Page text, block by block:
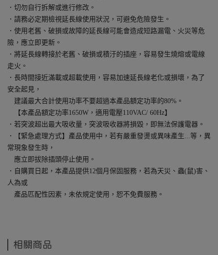
．切勿自行拆解或進行修改。
．請務必定期檢視延長線使用狀況，可避免危險發生。
．使用老舊、破損或故障的延長線可能會造成短路漏電、火災等危
險，應立即更新。
．將延長線轉接於老舊、破損或積汙的插座，容易發生燒熔或電線
走火。
．長時間接近滿載或超載使用，容易加速延長線老化或損壞，為了
安全起見，
建議最大合計使用功率不要超過本產品額定功率的80%。
【本產品額定功率1650W，適用電壓110VAC/ 60Hz】
．若突波超出最大吸收量，突波吸收器將損毀，即無法保護電器。
．【緊急處理方式】產品使用中，若有嚴重發燙或異味產生...等，異
常現象發生時，
應立即拔除插頭停止使用。
．自購買日起，本產品提供12個月保固服務，若為天災、蟲(鼠)害、
人為或
產品匹配性因素，未依規定使用，恕不免費服務。
相關商品